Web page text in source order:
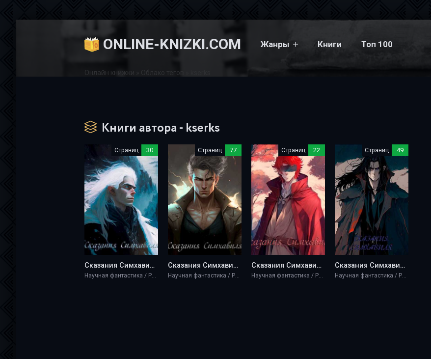
ONLINE-KNIZKI.COM Жанры Книги Топ 100
Онлайн книжки Облако тегов
Книги автора - kserks
Страниц 30
Сказания Симхавиля. Том 2 - Kserks
Научная фантастика / Разная литература / Фэнтези
Страниц 77
Сказания Симхавиля - Kserks
Научная фантастика / Разная литература / Фэнтези
Страниц 22
Сказания Симхавиля. Том 3 - Kserks
Научная фантастика / Разная литература / Фэнтези
Страниц 49
Сказания Симхавиля. Том 4 - Kserks
Научная фантастика / Разная литература / Фэнтези